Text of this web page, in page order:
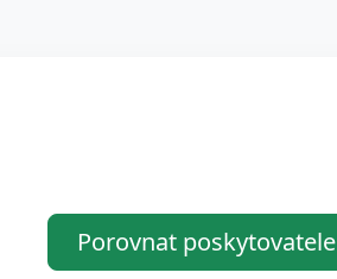
Porovnat poskytovatele